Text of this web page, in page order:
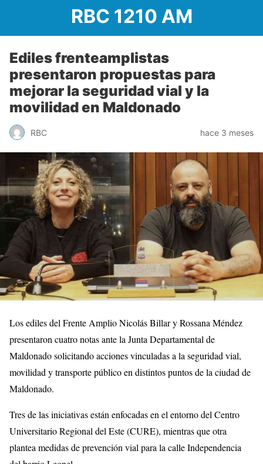
RBC 1210 AM
Ediles frenteamplistas
presentaron propuestas para
mejorar la seguridad vial y la
movilidad en Maldonado
RBC hace 3 meses
Los ediles del Frente Amplio Nicolás Billar y Rossana Méndez
presentaron cuatro notas ante la Junta Departamental de
Maldonado solicitando acciones vinculadas a la seguridad vial,
movilidad y transporte público en distintos puntos de la ciudad de
Maldonado.
Tres de las iniciativas están enfocadas en el entorno del Centro
Universitario Regional del Este (CURE), mientras que otra
plantea medidas de prevención vial para la calle Independencia